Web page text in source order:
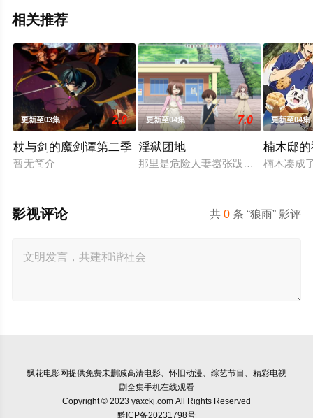
相关推荐
更新至03集 2.0
杖与剑的魔剑谭第二季
暂无简介
更新至04集 7.0
淫狱团地
那里是危险人妻嚣张跋扈的魔之社
更新至04集
楠木邸
楠木凑成
共0 条 “狼雨” 影评
影视评论
飘花电影网提供免费未删减高清电影、怀旧动漫、综艺节目、精彩电视
剧全集手机在线观看
Copyright © 2023 yaxckj.com All Rights Reserved
黔ICP备20231798号